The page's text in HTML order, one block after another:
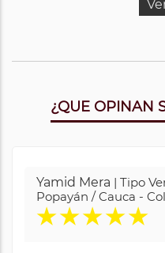
¿QUE OPINAN
Yamid Mera | Tipo
Popayán / Cauca -
★★★★★